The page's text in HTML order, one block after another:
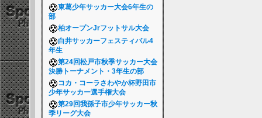
東葛少年サッカー大会6年生の
部
柏オープンJrフットサル大会
白井サッカーフェスティバル4
年生
第24回松戸市秋季サッカー大会
決勝トーナメント・3年生の部
コカ・コーラさわやか杯野田市
少年サッカー選手権大会
第29回我孫子市少年サッカー秋
季リーグ大会